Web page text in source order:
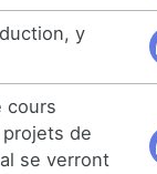
y
cours
de
se verront